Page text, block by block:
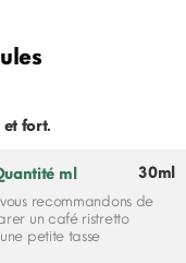
et fort.
ml 30ml
recommandons de
un café ristretto
petite tasse